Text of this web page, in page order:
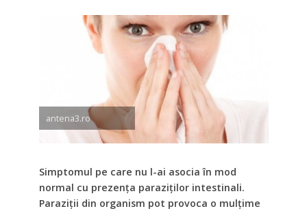
antena3.ro
Simptomul pe care nu l-ai asocia în mod
normal cu prezența paraziților intestinali.
Paraziții din organism pot provoca o mulțime